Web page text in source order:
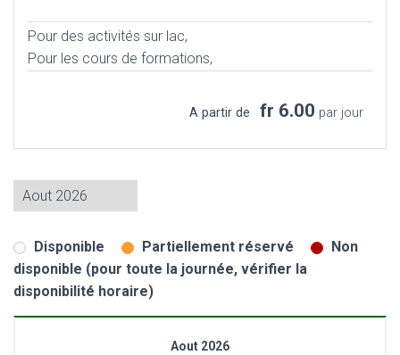
Pour des activités sur lac,
Pour les cours de formations,
A partir de fr 6.00 par jour
Disponible Partiellement réservé
Non
disponible (pour toute la journée, vérifier la
disponibilité horaire)
Aout 2026